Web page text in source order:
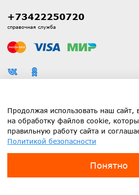
Каталог
Информация
+73422250720
справочная служба
Продолжая использовать наш сайт,
на обработку файлов cookie,
правильную работу сайта и
Политикой безопасности
Понятно